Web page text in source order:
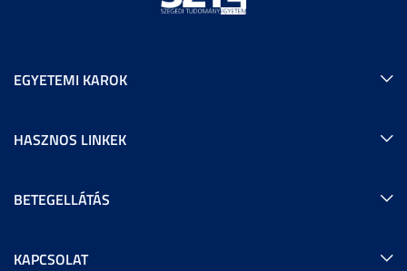
EGYETEMI KAROK
HASZNOS LINKEK
BETEGELLÁTÁS
KAPCSOLAT